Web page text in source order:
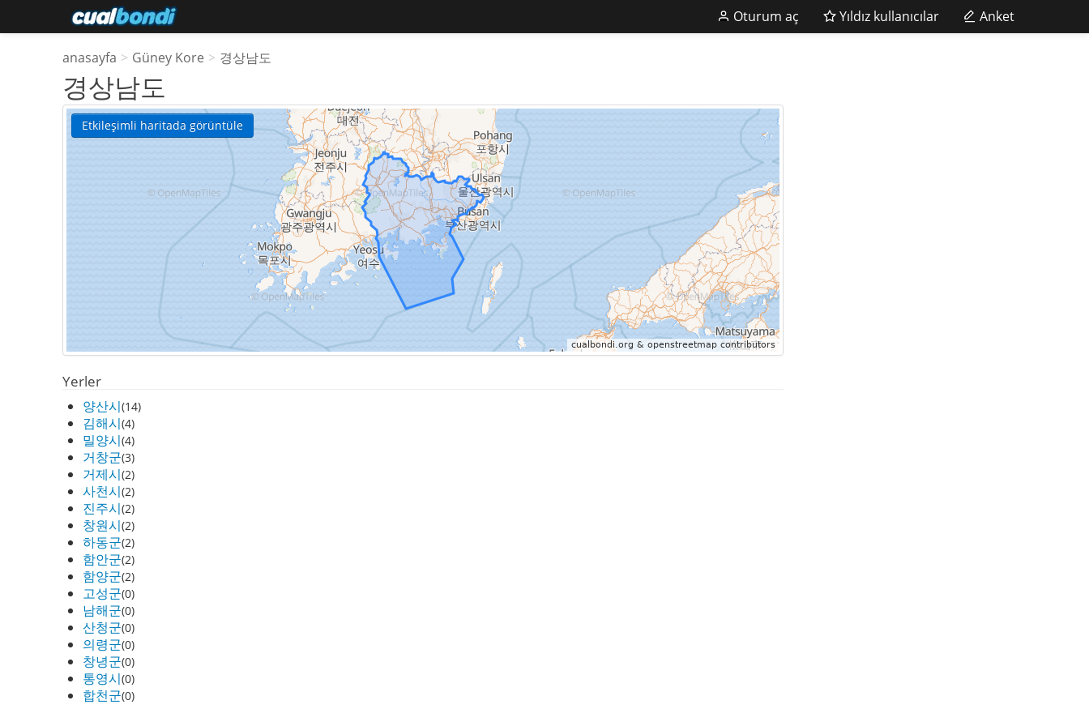
Oturum aç Yıldız kullanıcılar Anket
anasayfa > Güney Kore > 경상남도
경상남도
Etkileşimli haritada görüntüle
Yerler
양산시(14)
김해시(4)
밀양시(4)
거창군(3)
거제시(2)
사천시(2)
진주시(2)
창원시(2)
하동군(2)
함안군(2)
함양군(2)
고성군(0)
남해군(0)
산청군(0)
의령군(0)
창녕군(0)
통영시(0)
합천군(0)